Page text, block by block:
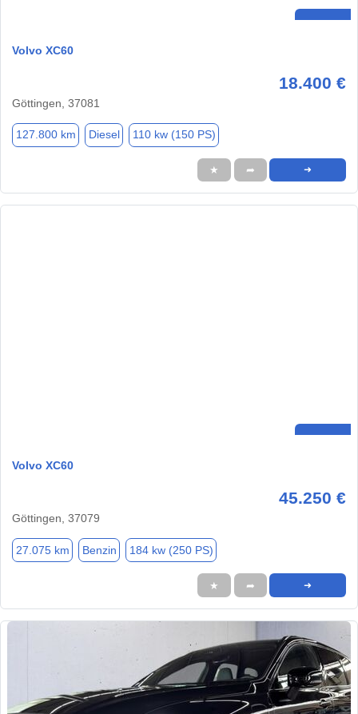
Volvo XC60
18.400 €
Göttingen, 37081
127.800 km Diesel 110 kw (150 PS)
★ ➦ ➜
Volvo XC60
45.250 €
Göttingen, 37079
27.075 km Benzin 184 kw (250 PS)
★ ➦ ➜